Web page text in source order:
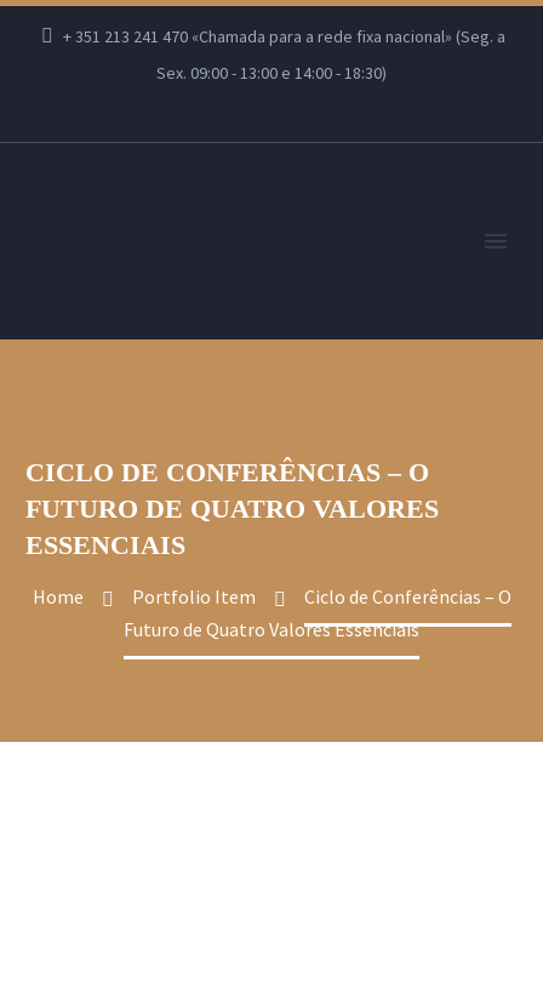
+ 351 213 241 470 «Chamada para a rede fixa nacional» (Seg. a
Sex. 09:00 - 13:00 e 14:00 - 18:30)
CICLO DE CONFERÊNCIAS – O
FUTURO DE QUATRO VALORES
ESSENCIAIS
Home Portfolio Item
Ciclo de Conferências – O
Futuro de Quatro Valores Essenciais